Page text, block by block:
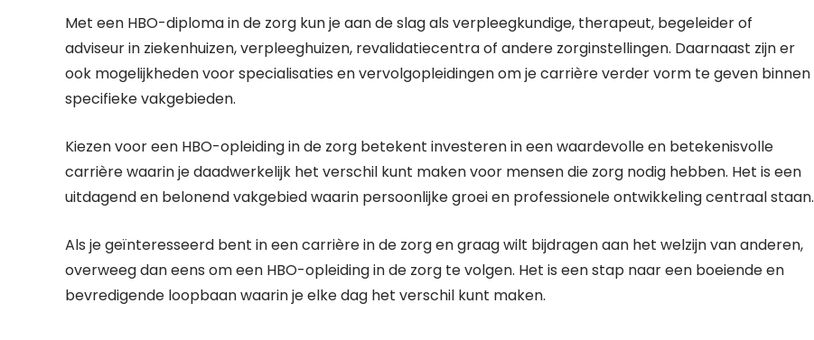
Met een HBO-diploma in de zorg kun je aan de slag als verpleegkundige, therapeut, begeleider of
adviseur in ziekenhuizen, verpleeghuizen, revalidatiecentra of andere zorginstellingen. Daarnaast zijn er
ook mogelijkheden voor specialisaties en vervolgopleidingen om je carrière verder vorm te geven binnen
specifieke vakgebieden.
Kiezen voor een HBO-opleiding in de zorg betekent investeren in een waardevolle en betekenisvolle
carrière waarin je daadwerkelijk het verschil kunt maken voor mensen die zorg nodig hebben. Het is een
uitdagend en belonend vakgebied waarin persoonlijke groei en professionele ontwikkeling centraal staan.
Als je geïnteresseerd bent in een carrière in de zorg en graag wilt bijdragen aan het welzijn van anderen,
overweeg dan eens om een HBO-opleiding in de zorg te volgen. Het is een stap naar een boeiende en
bevredigende loopbaan waarin je elke dag het verschil kunt maken.